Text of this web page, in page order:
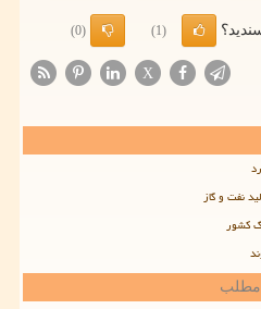
(1)
(0)
X
نفت و گاز
کشور
مطلب